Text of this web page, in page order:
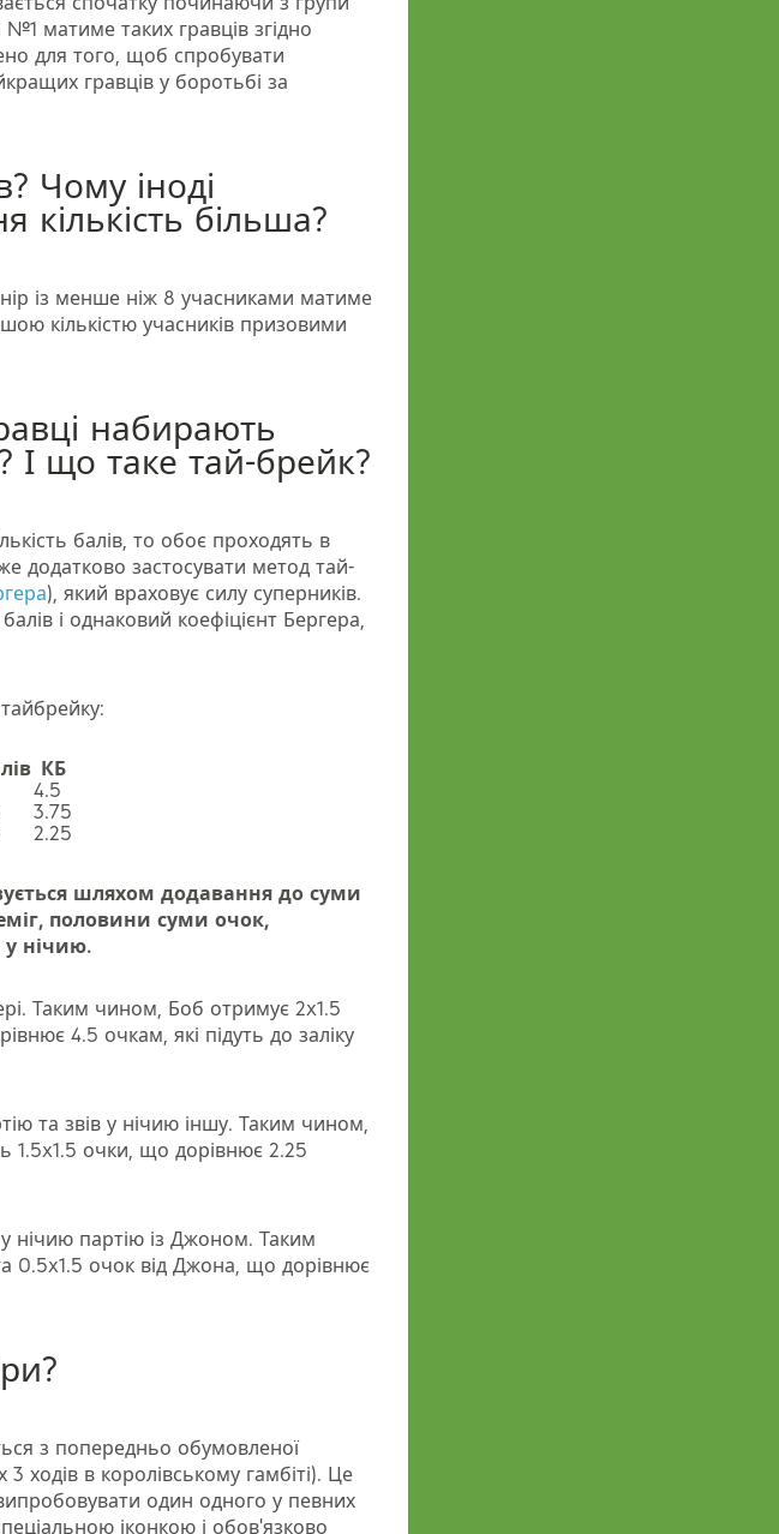
матиме таких гравців згідно
для того, щоб спробувати
гравців у боротьбі за
Чому іноді
кількість більша?
із менше ніж 8 учасниками матиме
кількістю учасників призовими
набирають
І що таке тай-брейк?
балів, то обоє проходять в
додатково застосувати метод тай-
), який враховує силу суперників.
і однаковий коефіцієнт Бергера,
КБ
4.5
3.75
2.25
шляхом додавання до суми
половини суми очок,
у нічию.
Таким чином, Боб отримує 2x1.5
4.5 очкам, які підуть до заліку
та звів у нічию іншу. Таким чином,
1.5x1.5 очки, що дорівнює 2.25
нічию партію із Джоном. Таким
0.5x1.5 очок від Джона, що дорівнює
з попередньо обумовленої
ходів в королівському гамбіті). Це
один одного у певних
іконкою і обов'язково